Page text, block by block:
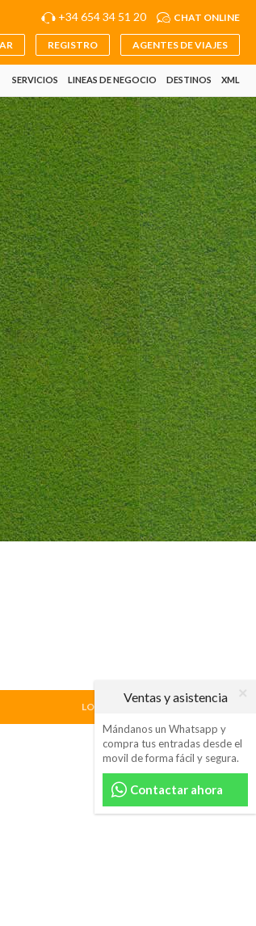
Ventas y asistencia
Mándanos un Whatsapp y
compra tus entradas desde el
movil de forma fácil y segura.
Contactar ahora
+34 654 34 51 20 CHAT ONLINE
REGISTRO AGENTES DE VIAJES
SERVICIOS LINEAS DE NEGOCIO DESTINOS XML
LOCAL VISITANTE